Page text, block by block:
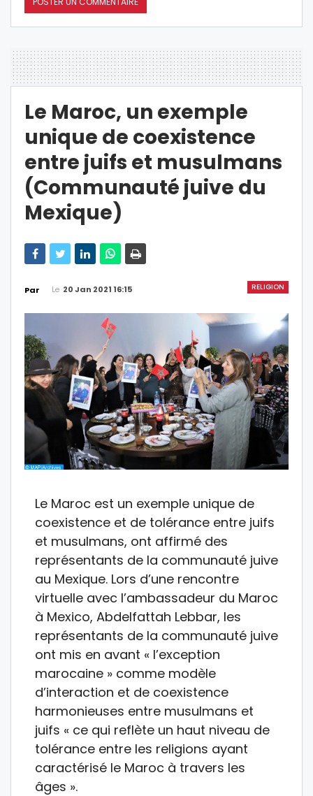
Le Maroc, un exemple
unique de coexistence
entre juifs et musulmans
(Communauté juive du
Mexique)
RELIGION
Par Le 20 Jan 2021 16:15
Le Maroc est un exemple unique de
coexistence et de tolérance entre juifs
et musulmans, ont affirmé des
représentants de la communauté juive
au Mexique. Lors d’une rencontre
virtuelle avec l’ambassadeur du Maroc
à Mexico, Abdelfattah Lebbar, les
représentants de la communauté juive
ont mis en avant « l’exception
marocaine » comme modèle
d’interaction et de coexistence
harmonieuses entre musulmans et
juifs « ce qui reflète un haut niveau de
tolérance entre les religions ayant
caractérisé le Maroc à travers les
âges ».